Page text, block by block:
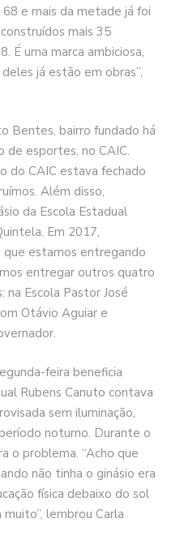
e mais da metade já foi
mais 35
É uma marca ambiciosa,
já estão em obras”,
Bentes, bairro fundado há
de esportes, no CAIC.
do CAIC estava fechado
Além disso,
da Escola Estadual
Em 2017,
que estamos entregando
entregar outros quatro
Escola Pastor José
Otávio Aguiar e
feira beneficia
Rubens Canuto contava
sem iluminação,
noturno. Durante o
o problema. “Acho que
não tinha o ginásio era
física debaixo do sol
lembrou Carla